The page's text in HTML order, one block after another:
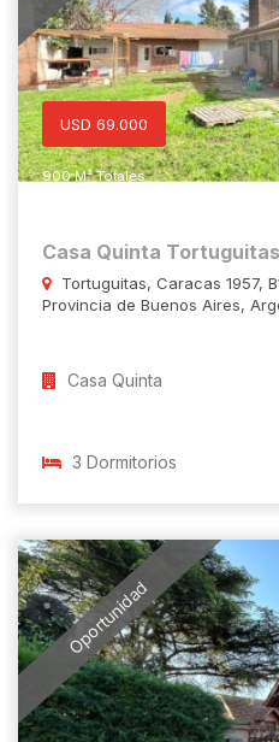
USD 69.000
900 M² Totales
Casa Quinta Tortuguitas
Tortuguitas, Caracas 1957,
Provincia de Buenos Aires,
Casa Quinta
3 Dormitorios
Oportunidad